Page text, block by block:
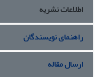
اطلاعات نشریه
راهنمای نویسندگان
ارسال مقاله